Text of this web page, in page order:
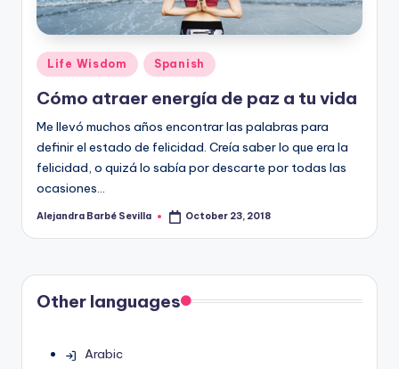
Posted
in
Life Wisdom Spanish
Cómo atraer energía de paz a tu vida
Me llevó muchos años encontrar las palabras para
definir el estado de felicidad. Creía saber lo que era la
felicidad, o quizá lo sabía por descarte por todas las
ocasiones…
Posted
Alejandra Barbé Sevilla October 23, 2018
Other languages
Arabic